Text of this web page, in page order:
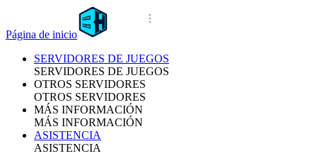
Página de inicio
SERVIDORES DE JUEGOS
SERVIDORES DE JUEGOS
OTROS SERVIDORES
OTROS SERVIDORES
MÁS INFORMACIÓN
MÁS INFORMACIÓN
ASISTENCIA
ASISTENCIA